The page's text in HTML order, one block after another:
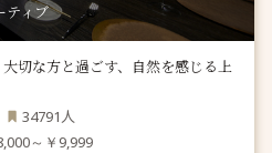
ティブ
切な方と過ごす、自然を感じる上
34791 人
～￥9,999